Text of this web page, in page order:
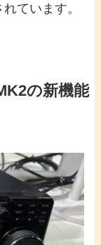
ています。
の新機能